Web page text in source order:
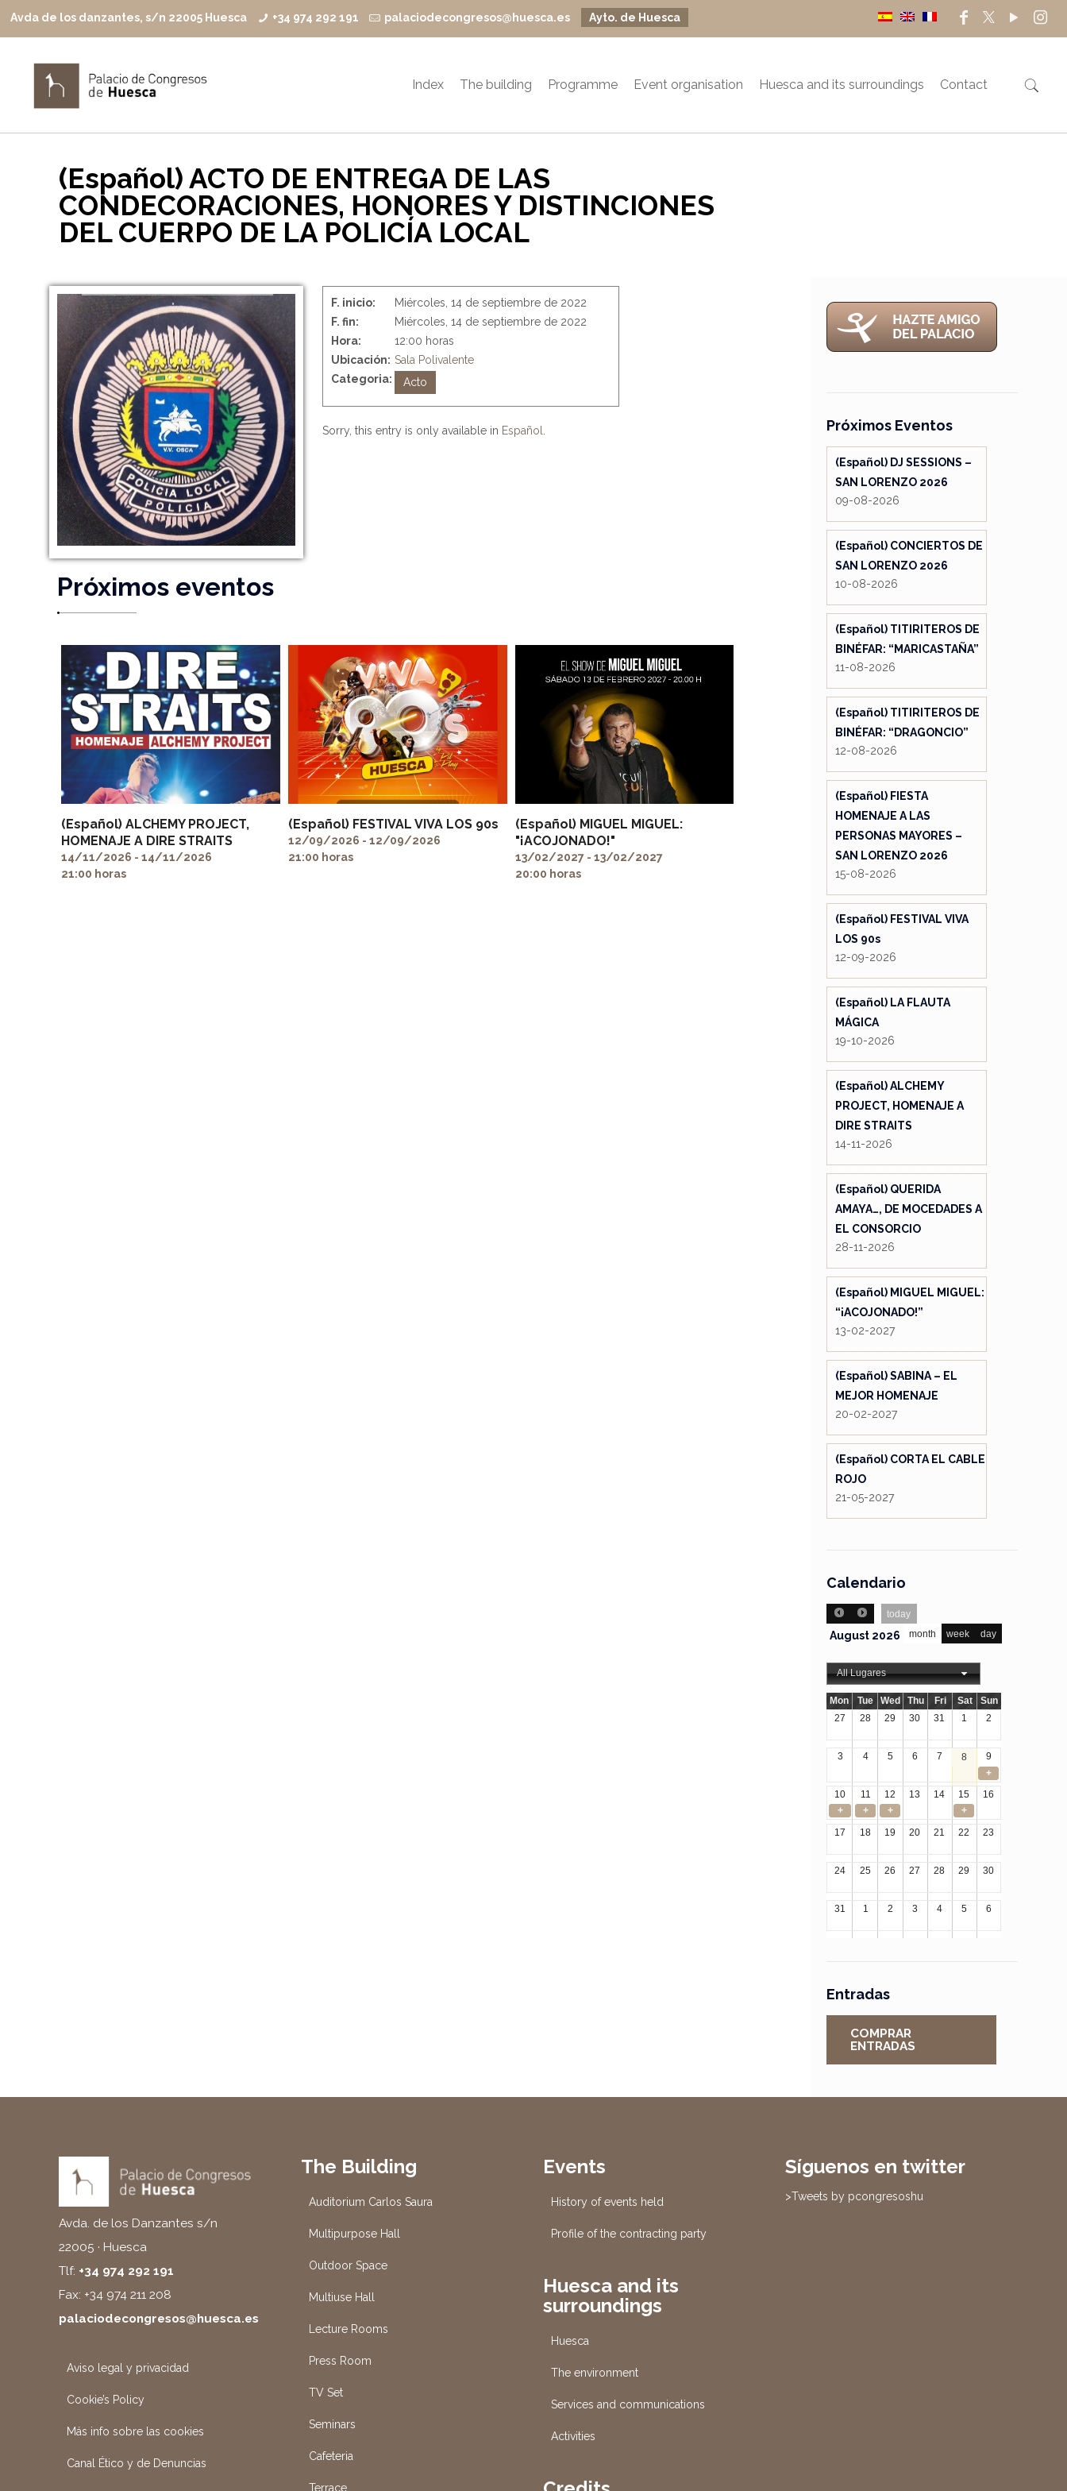
Avda de los danzantes, s/n 22005 Huesca +34 974 292 191 palaciodecongresos@huesca.es Ayto. de Huesca
Index The building Programme Event organisation Huesca and its surroundings Contact
(Español) ACTO DE ENTREGA DE LAS
CONDECORACIONES, HONORES Y DISTINCIONES
DEL CUERPO DE LA POLICÍA LOCAL
F. inicio:
Miércoles, 14 de septiembre de 2022
F. fin:
Miércoles, 14 de septiembre de 2022
Hora:
12:00 horas
Ubicación: Sala Polivalente
Categoria:
Acto
Sorry, this entry is only available in Español
Próximos eventos
(Español) ALCHEMY PROJECT,
HOMENAJE A DIRE STRAITS
14/11/2026 - 14/11/2026
21:00 horas
(Español) FESTIVAL VIVA LOS 90s
12/09/2026 - 12/09/2026
21:00 horas
(Español) MIGUEL MIGUEL:
"¡ACOJONADO!"
13/02/2027 - 13/02/2027
20:00 horas
Próximos Eventos
(Español) DJ SESSIONS –
SAN LORENZO 2026
09-08-2026
(Español) CONCIERTOS DE
SAN LORENZO 2026
10-08-2026
(Español) TITIRITEROS DE
BINÉFAR: “MARICASTAÑA”
11-08-2026
(Español) TITIRITEROS DE
BINÉFAR: “DRAGONCIO”
12-08-2026
(Español) FIESTA
HOMENAJE A LAS
PERSONAS MAYORES –
SAN LORENZO 2026
15-08-2026
(Español) FESTIVAL VIVA
LOS 90s
12-09-2026
(Español) LA FLAUTA
MÁGICA
19-10-2026
(Español) ALCHEMY
PROJECT, HOMENAJE A
DIRE STRAITS
14-11-2026
(Español) QUERIDA
AMAYA…, DE MOCEDADES A
EL CONSORCIO
28-11-2026
(Español) MIGUEL MIGUEL:
“¡ACOJONADO!”
13-02-2027
(Español) SABINA – EL
MEJOR HOMENAJE
20-02-2027
(Español) CORTA EL CABLE
ROJO
21-05-2027
Calendario
today
month
week day
August 2026
All Lugares
Mon Tue Wed Thu Fri Sat
Sun
27
28 29 30 31 1 2
3 4 5 6 7 8
9
+
10
11 12 13 14 15
16
+
+ +
+
17
18 19 20 21 22 23
24 25 26 27 28 29 30
31 1 2 3 4 5 6
Entradas
COMPRAR
ENTRADAS
Avda. de los Danzantes s/n
22005 · Huesca
Tlf: +34 974 292 191
Fax: +34 974 211 208
palaciodecongresos@huesca.es
Aviso legal y privacidad
Cookie’s Policy
Más info sobre las cookies
Canal Ético y de Denuncias
The Building
Auditorium Carlos Saura
Multipurpose Hall
Outdoor Space
Multiuse Hall
Lecture Rooms
Press Room
TV Set
Seminars
Cafeteria
Terrace
Events
History of events held
Profile of the contracting party
Huesca and its
surroundings
Huesca
The environment
Services and communications
Activities
Síguenos en twitter
>Tweets by pcongresoshu